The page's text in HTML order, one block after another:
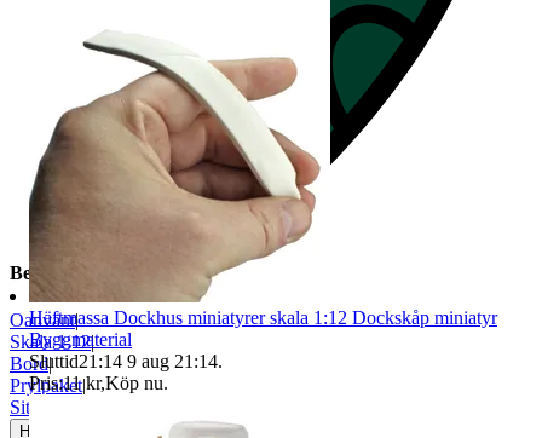
Beskrivning
Oanvänt|
Skala 1:12|
Bord|
Prylpaket|
Sittmöbler
Helt ny och aldrig använd
Häftmassa Dockhus miniatyrer skala 1:12 Dockskåp miniatyr
Byggmaterial
Sluttid21:14 9 aug 21:14.
Pris:11 kr,Köp nu.